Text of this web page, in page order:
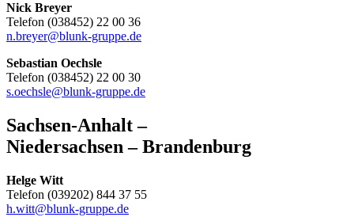
Nick Breyer
Telefon (038452) 22 00 36
n.breyer@blunk-gruppe.de
Sebastian Oechsle
Telefon (038452) 22 00 30
s.oechsle@blunk-gruppe.de
Sachsen-Anhalt –
Niedersachsen – Brandenburg
Helge Witt
Telefon (039202) 844 37 55
h.witt@blunk-gruppe.de